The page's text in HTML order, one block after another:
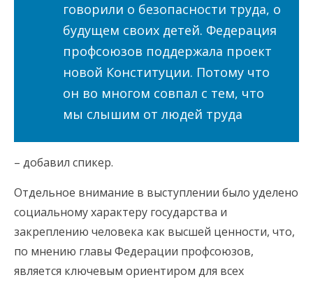
говорили о безопасности труда, о
будущем своих детей. Федерация
профсоюзов поддержала проект
новой Конституции. Потому что
он во многом совпал с тем, что
мы слышим от людей труда
– добавил спикер.
Отдельное внимание в выступлении было уделено
социальному характеру государства и
закреплению человека как высшей ценности, что,
по мнению главы Федерации профсоюзов,
является ключевым ориентиром для всех